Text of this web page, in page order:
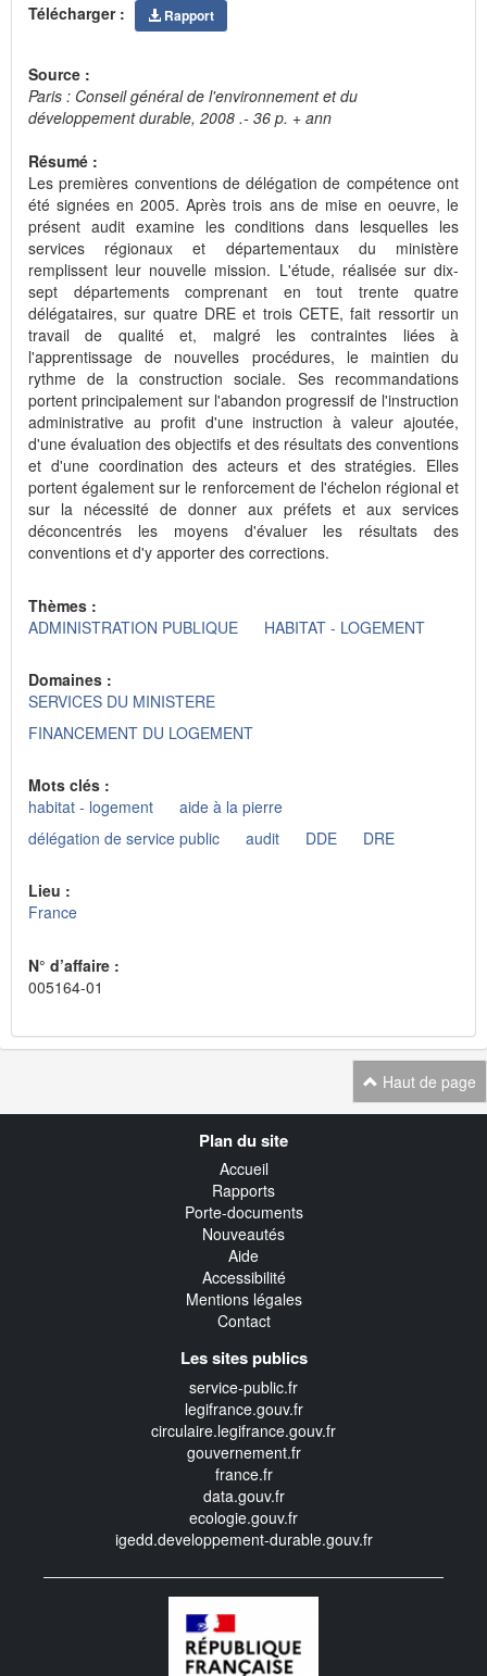
Télécharger : Rapport
Source :
Paris : Conseil général de l'environnement et du
développement durable, 2008 .- 36 p. + ann
Résumé :
Les premières conventions de délégation de compétence ont
été signées en 2005. Après trois ans de mise en oeuvre, le
présent audit examine les conditions dans lesquelles les
services régionaux et départementaux du ministère
remplissent leur nouvelle mission. L'étude, réalisée sur dix-
sept départements comprenant en tout trente quatre
délégataires, sur quatre DRE et trois CETE, fait ressortir un
travail de qualité et, malgré les contraintes liées à
l'apprentissage de nouvelles procédures, le maintien du
rythme de la construction sociale. Ses recommandations
portent principalement sur l'abandon progressif de l'instruction
administrative au profit d'une instruction à valeur ajoutée,
d'une évaluation des objectifs et des résultats des conventions
et d'une coordination des acteurs et des stratégies. Elles
portent également sur le renforcement de l'échelon régional et
sur la nécessité de donner aux préfets et aux services
déconcentrés les moyens d'évaluer les résultats des
conventions et d'y apporter des corrections.
Thèmes :
ADMINISTRATION PUBLIQUE
HABITAT - LOGEMENT
Domaines :
SERVICES DU MINISTERE
FINANCEMENT DU LOGEMENT
Mots clés :
habitat - logement
aide à la pierre
délégation de service public
audit DDE DRE
Lieu :
France
N° d’affaire :
005164-01
Haut de page
Plan du site
Accueil
Rapports
Porte-documents
Nouveautés
Aide
Accessibilité
Mentions légales
Contact
Les sites publics
service-public.fr
legifrance.gouv.fr
circulaire.legifrance.gouv.fr
gouvernement.fr
france.fr
data.gouv.fr
ecologie.gouv.fr
igedd.developpement-durable.gouv.fr